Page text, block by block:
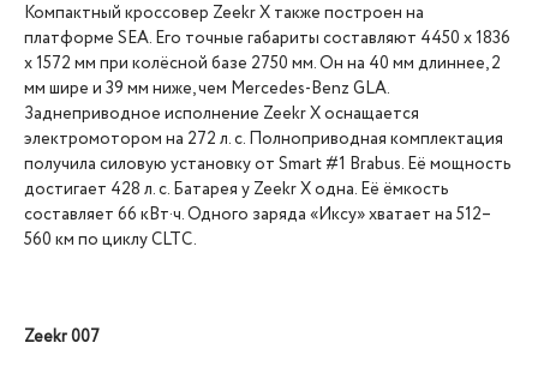
Компактный кроссовер Zeekr X также построен на
платформе SEA. Его точные габариты составляют 4450 х 1836
х 1572 мм при колёсной базе 2750 мм. Он на 40 мм длиннее, 2
мм шире и 39 мм ниже, чем Mercedes-Benz GLA.
Заднеприводное исполнение Zeekr X оснащается
электромотором на 272 л. с. Полноприводная комплектация
получила силовую установку от Smart #1 Brabus. Её мощность
достигает 428 л. с. Батарея у Zeekr X одна. Её ёмкость
составляет 66 кВт·ч. Одного заряда «Иксу» хватает на 512–
560 км по циклу CLTC.
Zeekr 007